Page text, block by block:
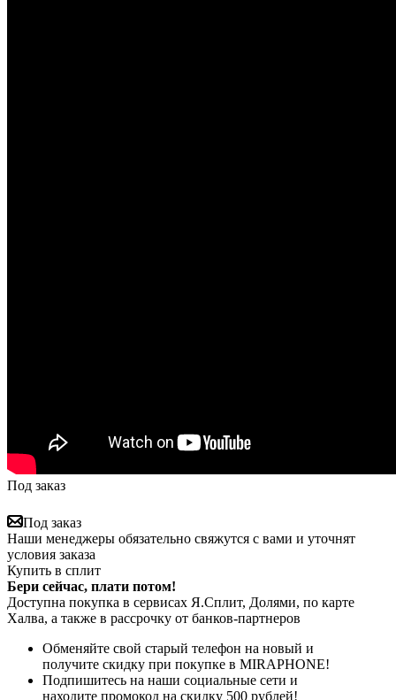
Под заказ
Под заказ
Наши менеджеры обязательно свяжутся с вами и уточнят
условия заказа
Купить в сплит
Бери сейчас, плати потом!
Доступна покупка в сервисах Я.Сплит, Долями, по карте
Халва, а также в рассрочку от банков-партнеров
Обменяйте свой старый телефон на новый и
получите скидку при покупке в MIRAPHONE!
Подпишитесь на наши социальные сети и
находите промокод на скидку 500 рублей!